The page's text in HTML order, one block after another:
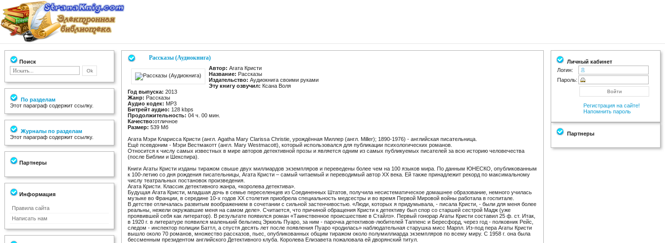
Поиск
По разделам
Этот параграф содержит ссылку.
Журналы по разделам
Этот параграф содержит ссылку.
Партнеры
Информация
Правила сайта
Написать нам
Рассказы (Аудиокнига)
Автор: Агата Кристи
Название: Рассказы
Издательство: Аудиокнига своими руками
Эту книгу озвучил: Ксана Воля
Год выпуска: 2013
Жанр: Рассказы
Аудио кодек: MP3
Битрейт аудио: 128 kbps
Продолжительность: 04 ч. 00 мин.
Качество:отличное
Размер: 539 Мб
Агата Мэри Кларисса Кристи (англ. Agatha Mary Clarissa Christie, урождённая Миллер (англ. Miller); 1890-1976) - английская писательница.
Ещё псевдоним - Мэри Вестмакотт (англ. Mary Westmacott), который использовался для публикации психологических романов.
Относится к числу самых известных в мире авторов детективной прозы и является одним из самых публикуемых писателей за всю историю человечества
(после Библии и Шекспира).
Книги Агаты Кристи изданы тиражом свыше двух миллиардов экземпляров и переведены более чем на 100 языков мира. По данным ЮНЕСКО, опубликованным
к 100-летию со дня рождения писательницы, Агата Кристи – самый читаемый и переводимый автор XX века. Ей также принадлежит рекорд по максимальному
числу театральных постановок произведения.
Агата Кристи. Классик детективного жанра, «королева детектива».
Будущая Агата Кристи, младшая дочь в семье переселенцев из Соединенных Штатов, получила несистематическое домашнее образование, немного училась
музыке во Франции, в середине 10-х годов XX столетия приобрела специальность медсестры и во время Первой Мировой войны работала в госпитале.
В детстве отличалась развитым воображением в сочетании с сильной застенчивостью. «Люди, которых я придумывала, - писала Кристи, - были для меня более
реальны, нежели окружавшие меня на самом деле». Считается, что причиной обращения Кристи к детективу был спор со старшей сестрой Мадж (уже
проявившей себя как литератор). В результате появился роман «Таинственное происшествие в Стайлз». Первый гонорар Агаты Кристи составил 25 ф. ст. Итак,
в 1920 г. в литературе появился маленький бельгиец Эркюль Пуаро, за ним - парочка детективов-любителей Таппенс и Бересфорд, через год - полковник Рейс,
следом - инспектор полиции Баттл, а спустя десять лет после появления Пуаро «родилась» наблюдательная старушка мисс Марпл. Из-под пера Агаты Кристи
вышло около 70 романов, множество рассказов, пьес, опубликованных общим тиражом около полумиллиарда экземпляров по всему миру. С 1958 г. она была
бессменным президентом английского Детективного клуба. Королева Елизавета пожаловала ей дворянский титул.
Личный кабинет
Логин:
Пароль:
Регистрация на сайте!
Напомнить пароль
Партнеры